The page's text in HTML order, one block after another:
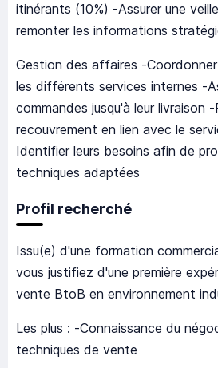
itinérants (10%) -Assurer une
remonter les informations
Gestion des affaires -
les différents services internes -
commandes jusqu'à leur livraison
recouvrement en lien avec le
Identifier leurs besoins afin de
techniques adaptées
Profil recherché
Issu(e) d'une formation
vous justifiez d'une première
vente BtoB en environnement
Les plus : -Connaissance du
techniques de vente